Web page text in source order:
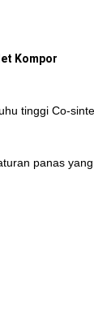
Kompor
tinggi Co-
panas